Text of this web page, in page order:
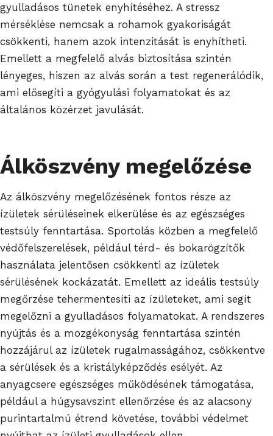
gyulladásos tünetek enyhítéséhez. A stressz
mérséklése nemcsak a rohamok gyakoriságát
csökkenti, hanem azok intenzitását is enyhítheti.
Emellett a megfelelő alvás biztosítása szintén
lényeges, hiszen az alvás során a test regenerálódik,
ami elősegíti a gyógyulási folyamatokat és az
általános közérzet javulását.
Álköszvény megelőzése
Az álköszvény megelőzésének fontos része az
ízületek sérüléseinek elkerülése és az egészséges
testsúly fenntartása. Sportolás közben a megfelelő
védőfelszerelések, például térd- és bokarögzítők
használata jelentősen csökkenti az ízületek
sérülésének kockázatát. Emellett az ideális testsúly
megőrzése tehermentesíti az ízületeket, ami segít
megelőzni a gyulladásos folyamatokat. A rendszeres
nyújtás és a mozgékonyság fenntartása szintén
hozzájárul az ízületek rugalmasságához, csökkentve
a sérülések és a kristályképződés esélyét. Az
anyagcsere egészséges működésének támogatása,
például a húgysavszint ellenőrzése és az alacsony
purintartalmú étrend követése, további védelmet